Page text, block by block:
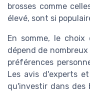
brosses comme
élevé, sont si
En somme, le
dépend de
préférences
Les avis d'experts
qu'investir dans des